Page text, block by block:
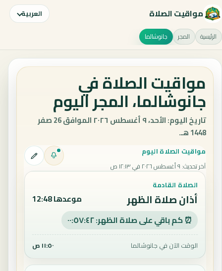
مواقيت الصلاة العربية
الرئيسية المجر جانوشالما
مواقيت الصلاة في
جانوشالما، المجر اليوم
تاريخ اليوم: الأحد، ٩ أغسطس ٢٠٢٦ الموافق 26 صفر
1448 هـ.
مواقيت الصلاة اليوم
آخر تحديث: ٩ أغسطس ٢٠٢٦ في ١٢:١٣ ص
الصلاة القادمة
أذان صلاة الظهر موعدها 12:48
⏰ كم باقي على صلاة الظهر: ٠٠:٥٧:٤١
الوقت الآن في جانوشالما ١١:٥٠ ص